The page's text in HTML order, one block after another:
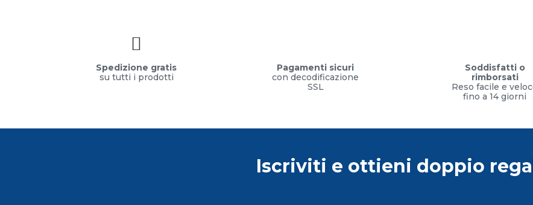
Spedizione gratis
su tutti i prodotti
Pagamenti sicuri
con decodificazione
SSL
Soddisfatti o
rimborsati
Reso facile e
fino a 14 giorni
Iscriviti e ottieni doppio